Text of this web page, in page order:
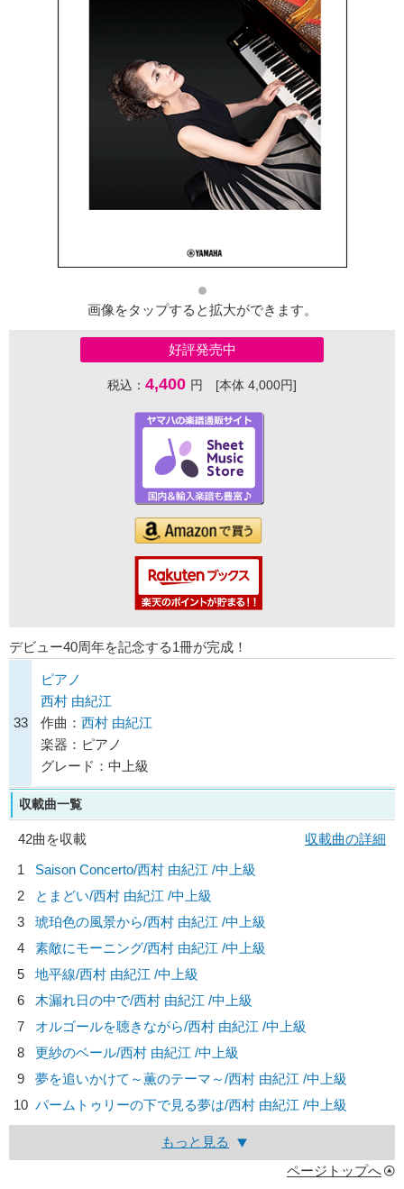
画像をタップすると拡大ができます。
好評発売中
税込： 4,400 円 [本体 4,000円]
デビュー40周年を記念する1冊が完成！
33
ピアノ
西村 由紀江
作曲： 西村 由紀江
楽器：ピアノ
グレード：中上級
収載曲一覧
42曲を収載
収載曲の詳細
1
Saison Concerto/西村 由紀江 /中上級
2
とまどい/西村 由紀江 /中上級
3
琥珀色の風景から/西村 由紀江 /中上級
4
素敵にモーニング/西村 由紀江 /中上級
5
地平線/西村 由紀江 /中上級
6
木漏れ日の中で/西村 由紀江 /中上級
7
オルゴールを聴きながら/西村 由紀江 /中上級
8
更紗のベール/西村 由紀江 /中上級
9
夢を追いかけて～薫のテーマ～/西村 由紀江 /中上級
10 パームトゥリーの下で見る夢は/西村 由紀江 /中上級
もっと見る
ページトップへ